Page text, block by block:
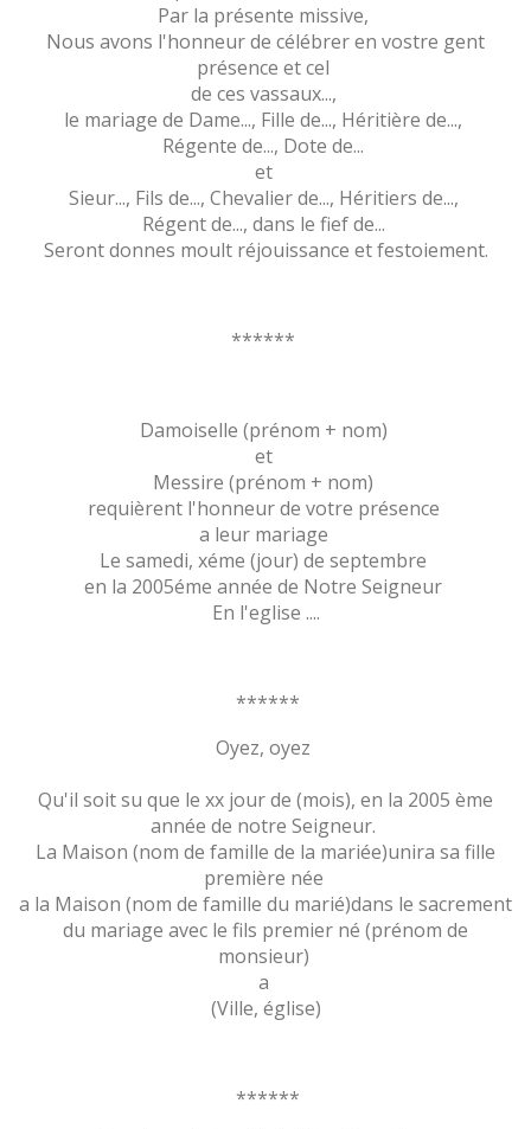
Par la présente missive,
Nous avons l'honneur de célébrer en vostre gent
présence et cel
de ces vassaux...,
le mariage de Dame..., Fille de..., Héritière de...,
Régente de..., Dote de...
et
Sieur..., Fils de..., Chevalier de..., Héritiers de...,
Régent de..., dans le fief de...
Seront donnes moult réjouissance et festoiement.
******
Damoiselle (prénom + nom)
et
Messire (prénom + nom)
requièrent l'honneur de votre présence
a leur mariage
Le samedi, xéme (jour) de septembre
en la 2005éme année de Notre Seigneur
En l'eglise ....
******
Oyez, oyez
Qu'il soit su que le xx jour de (mois), en la 2005 ème
année de notre Seigneur.
La Maison (nom de famille de la mariée)unira sa fille
première née
a la Maison (nom de famille du marié)dans le sacrement
du mariage avec le fils premier né (prénom de
monsieur)
a
(Ville, église)
******